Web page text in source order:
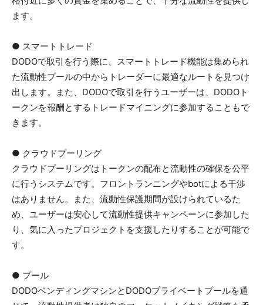
ます。
● スマートトレード
DODOで取引を行う際に、スマートトレード機能は集められ
た流動性プールの中からトレーダーに最適なルートを見つけ
出します。また、DODOで取引を行うユーザーは、DODOト
ークンを報酬とするトレードマイニングに参加することもで
きます。
● クラウドプーリング
クラウドプーリングはトークンの配布と流動性の確保を公平
に行うシステムです。フロントランニングやbotによる干渉
はありません。また、流動性保護期間が設けられているた
め、ユーザーは安心して流動性提供キャンペーンに参加した
り、気に入ったプロジェクトを支援したりすることが可能で
す。
● プール
DODOベンディングマシンとDODOプライベートプールを通